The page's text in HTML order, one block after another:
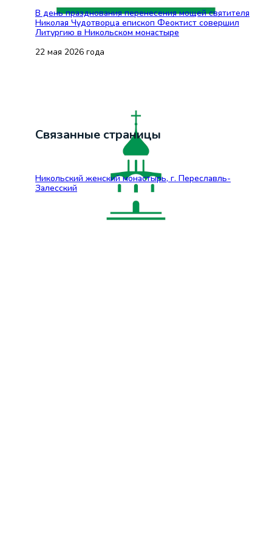
В день празднования перенесения мощей святителя
Николая Чудотворца епископ Феоктист совершил
Литургию в Никольском монастыре
22 мая 2026 года
Связанные страницы
Никольский женский монастырь, г. Переславль-
Залесский